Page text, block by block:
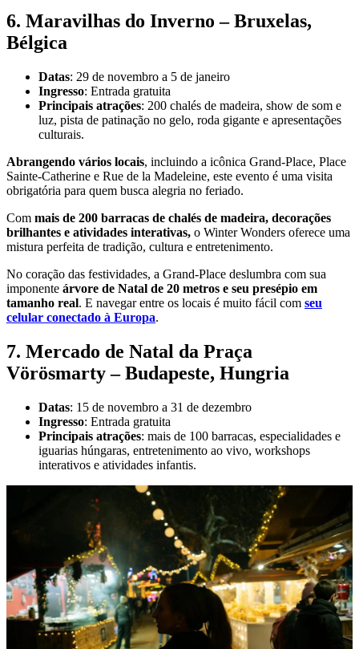
6. Maravilhas do Inverno – Bruxelas,
Bélgica
Datas: 29 de novembro a 5 de janeiro
Ingresso: Entrada gratuita
Principais atrações: 200 chalés de madeira, show de som e
luz, pista de patinação no gelo, roda gigante e apresentações
culturais.
Abrangendo vários locais, incluindo a icônica Grand-Place, Place
Sainte-Catherine e Rue de la Madeleine, este evento é uma visita
obrigatória para quem busca alegria no feriado.
Com mais de 200 barracas de chalés de madeira, decorações
brilhantes e atividades interativas, o Winter Wonders oferece uma
mistura perfeita de tradição, cultura e entretenimento.
No coração das festividades, a Grand-Place deslumbra com sua
imponente árvore de Natal de 20 metros e seu presépio em
tamanho real. E navegar entre os locais é muito fácil com seu
celular conectado à Europa.
7. Mercado de Natal da Praça
Vörösmarty – Budapeste, Hungria
Datas: 15 de novembro a 31 de dezembro
Ingresso: Entrada gratuita
Principais atrações: mais de 100 barracas, especialidades e
iguarias húngaras, entretenimento ao vivo, workshops
interativos e atividades infantis.